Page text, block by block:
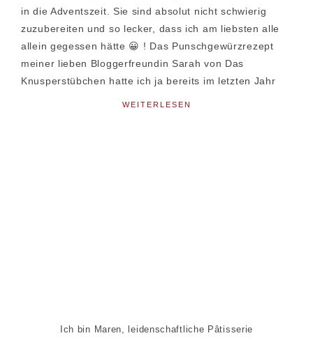
in die Adventszeit. Sie sind absolut nicht schwierig
zuzubereiten und so lecker, dass ich am liebsten alle
allein gegessen hätte 😀 ! Das Punschgewürzrezept
meiner lieben Bloggerfreundin Sarah von Das
Knusperstübchen hatte ich ja bereits im letzten Jahr
WEITERLESEN
Ich bin Maren, leidenschaftliche Pâtisserie